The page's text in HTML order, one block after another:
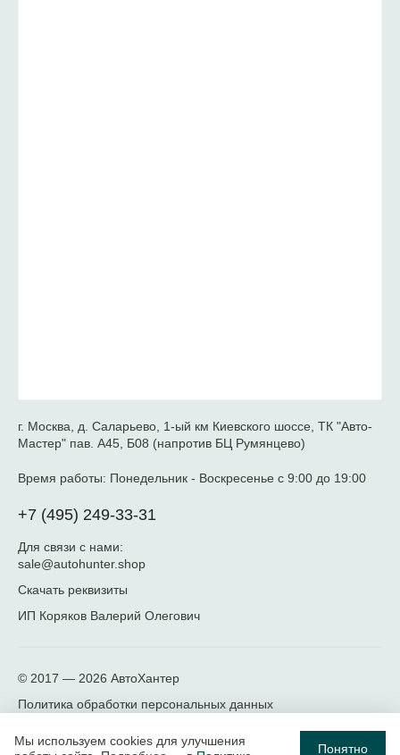
г. Москва, д. Саларьево, 1-ый км Киевского шоссе, ТК "Авто-
Мастер" пав. А45, Б08 (напротив БЦ Румянцево)
Время работы: Понедельник - Воскресенье с 9:00 до 19:00
+7 (495) 249-33-31
Для связи с нами:
sale@autohunter.shop
Скачать реквизиты
ИП Коряков Валерий Олегович
© 2017 — 2026 АвтоХантер
Политика обработки персональных данных
Мы используем cookies для улучшения
Понятно